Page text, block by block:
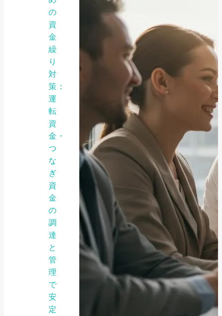
の
資
金
繰
り
対
策：
運
転
資
金・
つ
な
ぎ
資
金
の
調
達
と
管
理
で
安
定